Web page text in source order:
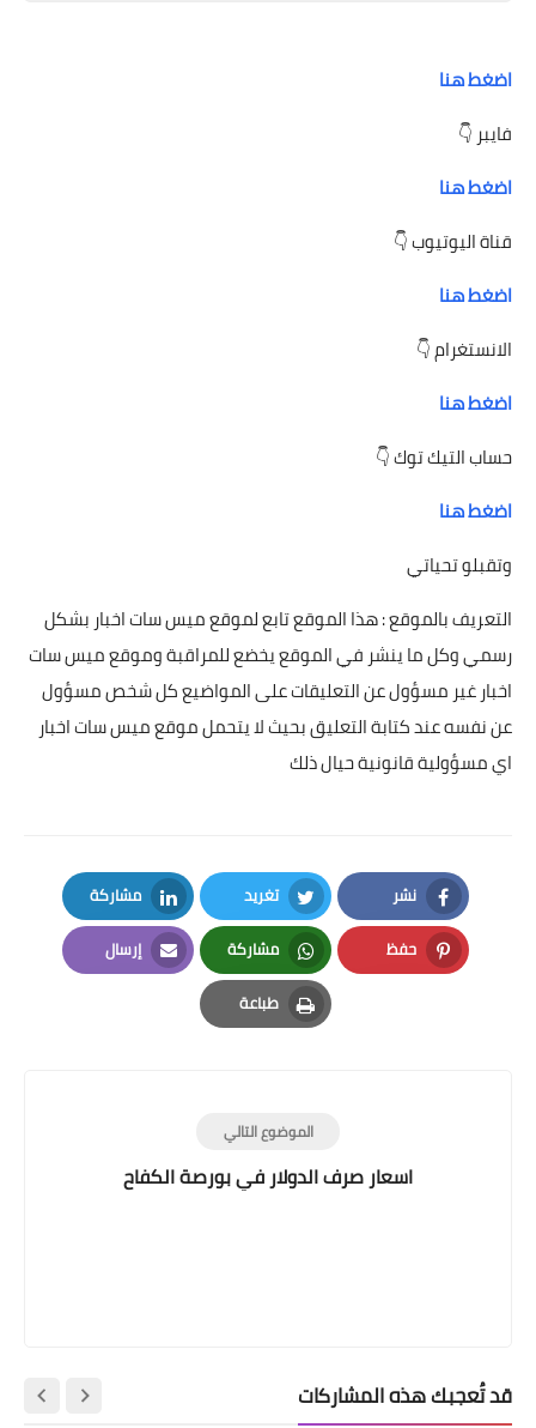
اضغط هنا
فايبر 👇
اضغط هنا
قناة اليوتيوب 👇
اضغط هنا
الانستغرام 👇
اضغط هنا
حساب التيك توك 👇
اضغط هنا
وتقبلو تحياتي
التعريف بالموقع : هذا الموقع تابع لموقع ميس سات اخبار بشكل
رسمي وكل ما ينشر في الموقع يخضع للمراقبة وموقع ميس سات
اخبار غير مسؤول عن التعليقات على المواضيع كل شخص مسؤول
عن نفسه عند كتابة التعليق بحيث لا يتحمل موقع ميس سات اخبار
اي مسؤولية قانونية حيال ذلك
نشر
Facebook
تغريد
Twitter
مشاركة
LinkedIn
حفظ
Pinterest
مشاركة
Whatsapp
إرسال
Email
طباعة
Print
الموضوع التالي
اسعار صرف الدولار في بورصة الكفاح
قد تُعجبك هذه المشاركات